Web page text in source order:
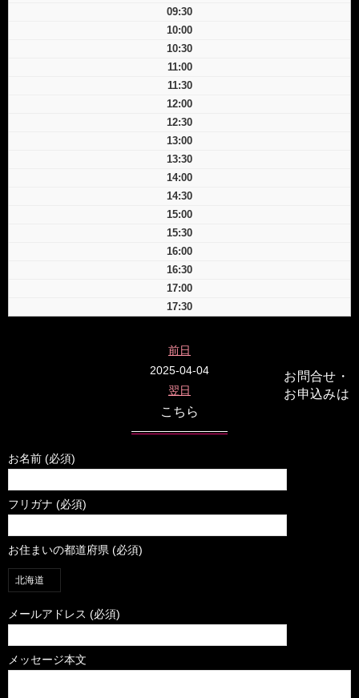
09:30
10:00
10:30
11:00
11:30
12:00
12:30
13:00
13:30
14:00
14:30
15:00
15:30
16:00
16:30
17:00
17:30
前日
2025-04-04
翌日
お問合せ・
お申込みは
こちら
お名前 (必須)
フリガナ (必須)
お住まいの都道府県 (必須)
メールアドレス (必須)
メッセージ本文